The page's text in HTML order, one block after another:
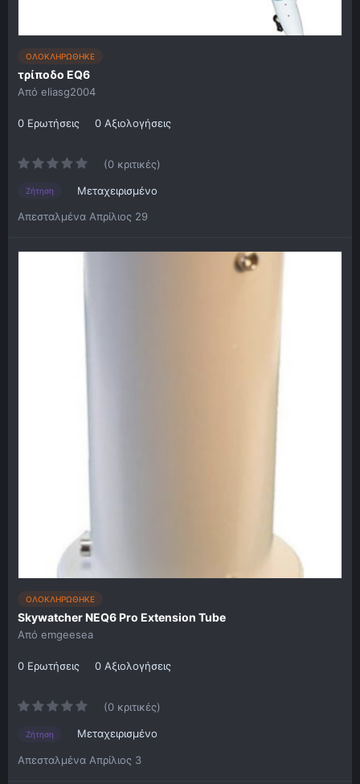
ΟΛΟΚΛΗΡΩΘΗΚΕ
τρίποδο EQ6
Από eliasg2004
0 Ερωτήσεις 0 Αξιολογήσεις
(0 κριτικές)
Ζήτηση Μεταχειρισμένο
Απεσταλμένα Απρίλιος 29
ΟΛΟΚΛΗΡΩΘΗΚΕ
Skywatcher NEQ6 Pro Extension Tube
Από emgeesea
0 Ερωτήσεις 0 Αξιολογήσεις
(0 κριτικές)
Ζήτηση Μεταχειρισμένο
Απεσταλμένα Απρίλιος 3